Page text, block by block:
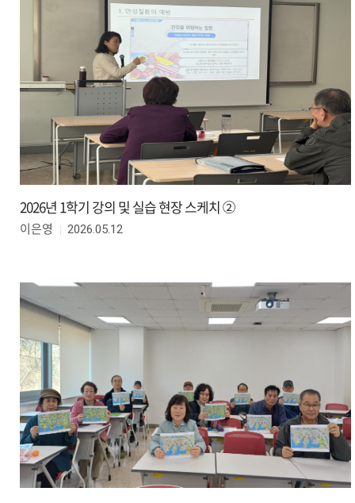
2026년 1학기 강의 및 실습 현장 스케치 ②
이은영 2026.05.12